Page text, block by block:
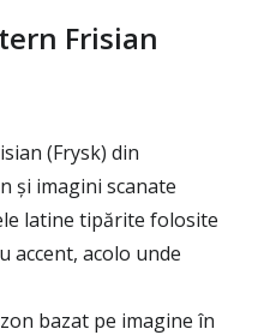
Frisian
(Frysk) din
și imagini scanate
latine tipărite folosite
accent, acolo unde
bazat pe imagine în